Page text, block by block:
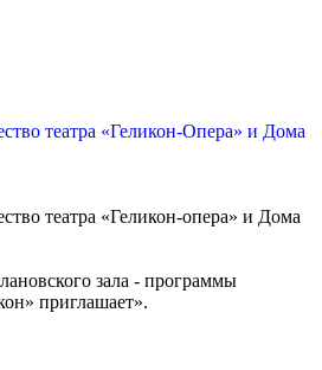
театра «Геликон-Опера» и Дома
театра «Геликон-опера» и Дома
зала - программы
приглашает».